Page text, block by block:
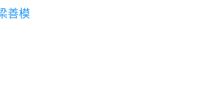
善模